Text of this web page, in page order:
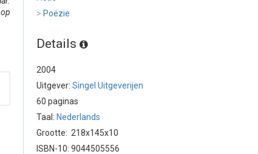
> Poëzie
Details
2004
Uitgever: Singel Uitgeverijen
60 paginas
Taal: Nederlands
Grootte: 218x145x10
ISBN-10: 9044505556